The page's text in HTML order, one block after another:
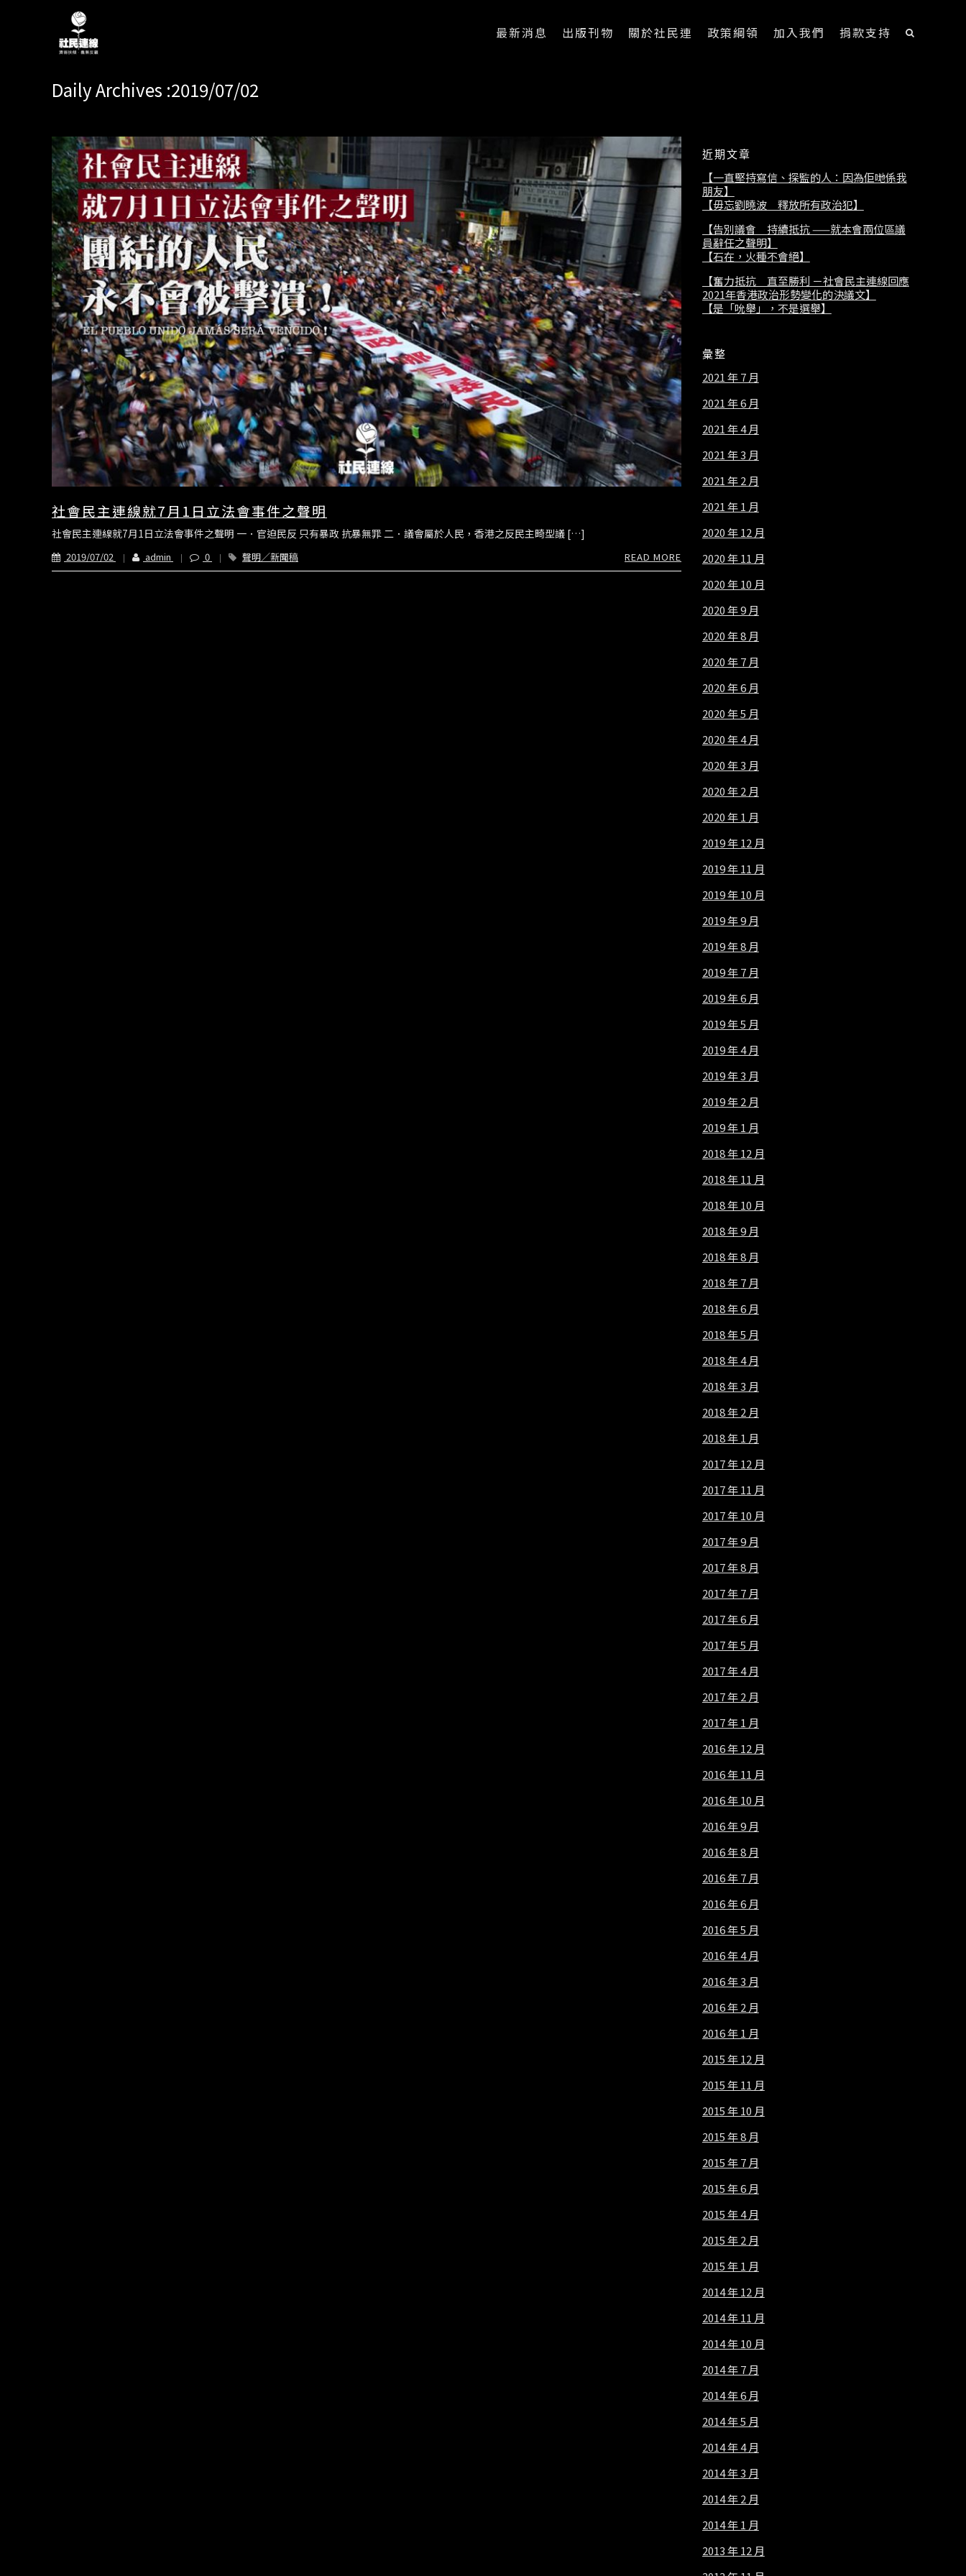
最新消息 出版刊物 關於社民連 政策綱領 加入我們 捐款支持
Daily Archives :2019/07/02
社會民主連線就7月1日立法會事件之聲明
社會民主連線就7月1日立法會事件之聲明 一．官迫民反 只有暴政 抗暴無罪 二．議會屬於人民，香港之反民主畸型議 […]
2019/07/02 admin 0 聲明／新聞稿 READ MORE
近期文章
【一直堅持寫信、探監的人：因為佢哋係我
朋友】
【毋忘劉曉波 釋放所有政治犯】
【告別議會 持續抵抗 ——就本會兩位區議
員辭任之聲明】
【石在，火種不會絕】
【奮力抵抗 直至勝利 －社會民主連線回應
2021年香港政治形勢變化的決議文】
【是「吮舉」，不是選舉】
彙整
2021 年 7 月
2021 年 6 月
2021 年 4 月
2021 年 3 月
2021 年 2 月
2021 年 1 月
2020 年 12 月
2020 年 11 月
2020 年 10 月
2020 年 9 月
2020 年 8 月
2020 年 7 月
2020 年 6 月
2020 年 5 月
2020 年 4 月
2020 年 3 月
2020 年 2 月
2020 年 1 月
2019 年 12 月
2019 年 11 月
2019 年 10 月
2019 年 9 月
2019 年 8 月
2019 年 7 月
2019 年 6 月
2019 年 5 月
2019 年 4 月
2019 年 3 月
2019 年 2 月
2019 年 1 月
2018 年 12 月
2018 年 11 月
2018 年 10 月
2018 年 9 月
2018 年 8 月
2018 年 7 月
2018 年 6 月
2018 年 5 月
2018 年 4 月
2018 年 3 月
2018 年 2 月
2018 年 1 月
2017 年 12 月
2017 年 11 月
2017 年 10 月
2017 年 9 月
2017 年 8 月
2017 年 7 月
2017 年 6 月
2017 年 5 月
2017 年 4 月
2017 年 2 月
2017 年 1 月
2016 年 12 月
2016 年 11 月
2016 年 10 月
2016 年 9 月
2016 年 8 月
2016 年 7 月
2016 年 6 月
2016 年 5 月
2016 年 4 月
2016 年 3 月
2016 年 2 月
2016 年 1 月
2015 年 12 月
2015 年 11 月
2015 年 10 月
2015 年 8 月
2015 年 7 月
2015 年 6 月
2015 年 4 月
2015 年 2 月
2015 年 1 月
2014 年 12 月
2014 年 11 月
2014 年 10 月
2014 年 7 月
2014 年 6 月
2014 年 5 月
2014 年 4 月
2014 年 3 月
2014 年 2 月
2014 年 1 月
2013 年 12 月